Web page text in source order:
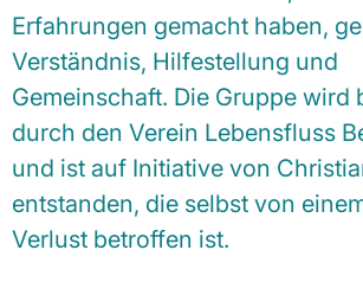
Erfahrungen gemacht haben,
Verständnis, Hilfestellung und
Gemeinschaft. Die Gruppe wird
durch den Verein Lebensfluss
und ist auf Initiative von
entstanden, die selbst von
Verlust betroffen ist.